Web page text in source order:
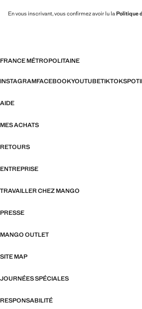
En vous inscrivant, vous confirmez avoir lu la Politique
FRANCE MÉTROPOLITAINE
INSTAGRAMFACEBOOKYOUTUBETIKTOK
AIDE
MES ACHATS
RETOURS
ENTREPRISE
TRAVAILLER CHEZ MANGO
PRESSE
MANGO OUTLET
SITE MAP
JOURNÉES SPÉCIALES
RESPONSABILITÉ